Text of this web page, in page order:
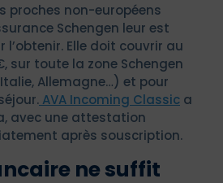
proches non-européens
Schengen leur est
l’obtenir. Elle doit couvrir au
sur toute la zone Schengen
Allemagne…) et pour
AVA Incoming Classic a
avec une attestation
après souscription.
ne suffit